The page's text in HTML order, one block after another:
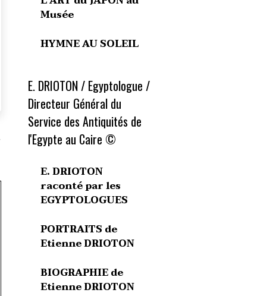
Musée
HYMNE AU SOLEIL
E. DRIOTON / Egyptologue /
Directeur Général du
Service des Antiquités de
l'Egypte au Caire ©
E. DRIOTON
raconté par les
EGYPTOLOGUES
PORTRAITS de
Etienne DRIOTON
BIOGRAPHIE de
Etienne DRIOTON